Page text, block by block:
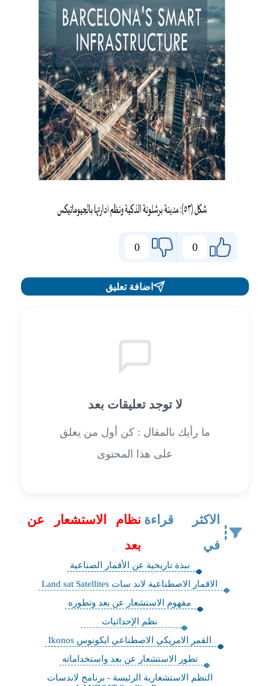
0
0
اضافة تعليق
لا توجد تعليقات بعد
ما رأيك بالمقال : كن أول من يعلق
على هذا المحتوى
الاكثر قراءة
في
نظام الاستشعار عن
بعد
نبذة تاريخية عن الأقمار الصناعية
الاقمار الاصطناعية لاند سات Land sat Satellites
مفهوم الاستشعار عن بعد وتطوره
نظم الإحداثيات
القمر الامريكي الاصطناعي ايكونوس Ikonos
تطور الاستشعار عن بعد واستخداماته
النظم الاستشعارية الرئيسة - برنامج لاندسات